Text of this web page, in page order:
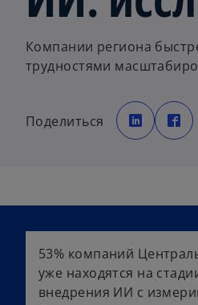
Компании региона
трудностями
Поделиться
o
p
e
n
b
p
e
b
53% компаний
уже находятся на
внедрения ИИ с